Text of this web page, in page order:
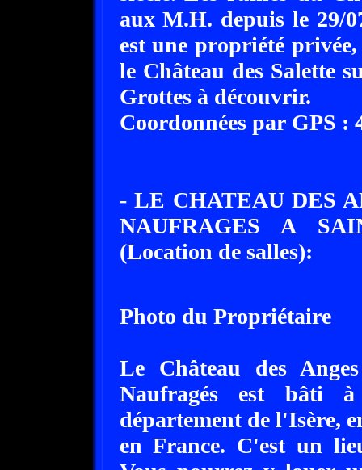
aux M.H. depuis le 29/
est une propriété
le Château des Salette
Grottes à découvrir.
Coordonnées par GPS :
- LE CHATEAU DES
NAUFRAGES A
(Location de salles):
Photo du Propriétaire
Le Château des
Naufragés est bâti à
département de l'Isère,
en France. C'est un